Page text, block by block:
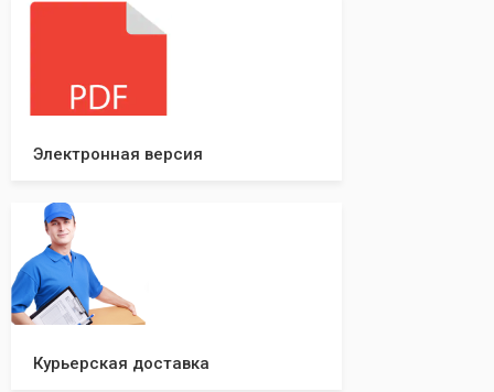
будете знать все шаги, что даст вам
уверенность в прохождении регистрации
Электронная версия
Курьерская доставка